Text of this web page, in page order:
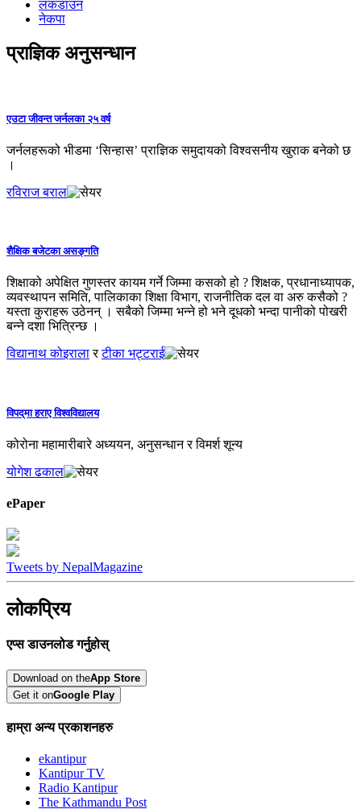
लकडाउन
नेकपा
प्राज्ञिक अनुसन्धान
एउटा जीवन्त जर्नलका २५ वर्ष
जर्नलहरूको भीडमा ‘सिन्हास’ प्राज्ञिक समुदायको विश्वसनीय खुराक बनेको छ
।
रविराज बराल
शैक्षिक बजेटका असङ्गति
शिक्षाको अपेक्षित गुणस्तर कायम गर्ने जिम्मा कसको हो ? शिक्षक, प्रधानाध्यापक,
व्यवस्थापन समिति, पालिकाका शिक्षा विभाग, राजनीतिक दल वा अरु कसैको ?
यस्ता कुराहरू उठेनन् । सबैको जिम्मा भन्ने हो भने दूधको भन्दा पानीको पोखरी
बन्ने दशा भित्रिन्छ ।
विद्यानाथ कोइरालारटीका भट्टराई
विपद्‌मा हराए विश्वविद्यालय
कोरोना महामारीबारे अध्ययन, अनुसन्धान र विमर्श शून्य
योगेश ढकाल
ePaper
Tweets by NepalMagazine
लोकप्रिय
एप्स डाउनलोड गर्नुहोस्
Download on theApp Store
Get it onGoogle Play
हाम्रा अन्य प्रकाशनहरु
ekantipur
Kantipur TV
Radio Kantipur
The Kathmandu Post